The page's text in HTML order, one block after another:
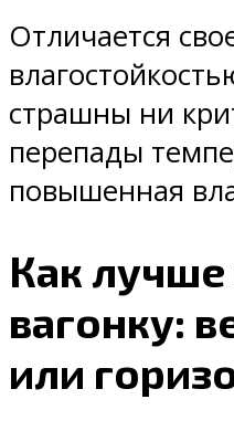
Отличается
страшны ни
перепады
повышенная
Как лучше
вагонку:
или